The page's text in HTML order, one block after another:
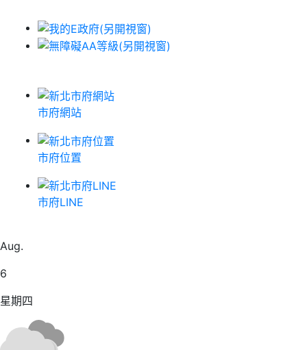
市府網站
市府位置
市府LINE
Aug.
6
星期四